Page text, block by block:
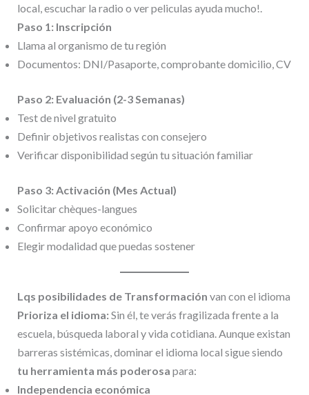
local, escuchar la radio o ver peliculas ayuda mucho!.
Paso 1: Inscripción
Llama al organismo de tu región
Documentos: DNI/Pasaporte, comprobante domicilio, CV
Paso 2: Evaluación (2-3 Semanas)
Test de nivel gratuito
Definir objetivos realistas con consejero
Verificar disponibilidad según tu situación familiar
Paso 3: Activación (Mes Actual)
Solicitar chèques-langues
Confirmar apoyo económico
Elegir modalidad que puedas sostener
Lqs posibilidades de Transformación van con el idioma
Prioriza el idioma: Sin él, te verás fragilizada frente a la
escuela, búsqueda laboral y vida cotidiana. Aunque existan
barreras sistémicas, dominar el idioma local sigue siendo
tu herramienta más poderosa para:
Independencia económica